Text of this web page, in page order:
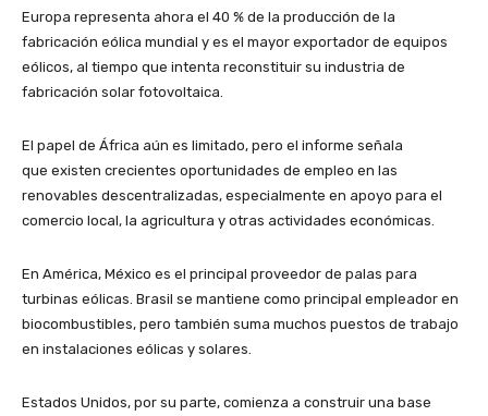
Europa representa ahora el 40 % de la producción de la
fabricación eólica mundial y es el mayor exportador de equipos
eólicos, al tiempo que intenta reconstituir su industria de
fabricación solar fotovoltaica.
El papel de África aún es limitado, pero el informe señala
que existen crecientes oportunidades de empleo en las
renovables descentralizadas, especialmente en apoyo para el
comercio local, la agricultura y otras actividades económicas.
En América, México es el principal proveedor de palas para
turbinas eólicas. Brasil se mantiene como principal empleador en
biocombustibles, pero también suma muchos puestos de trabajo
en instalaciones eólicas y solares.
Estados Unidos, por su parte, comienza a construir una base